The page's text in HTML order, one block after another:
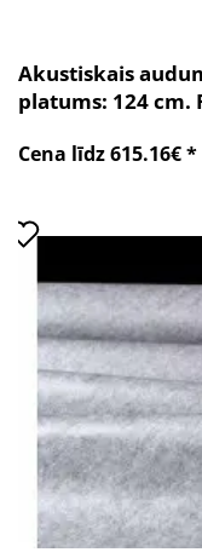
Akustiskais
platums: 124 cm.
Cena līdz 615.16€ *